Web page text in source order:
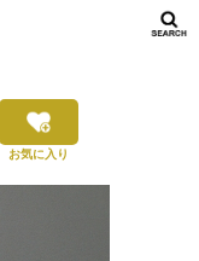
お気に入り